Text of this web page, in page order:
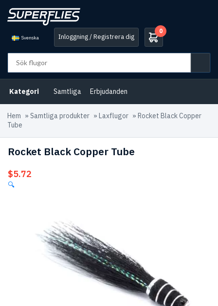
Svenska Inloggning / Registrera dig
0
Kategori Samtliga Erbjudanden
Hem » Samtliga produkter » Laxflugor » Rocket Black Copper
Tube
Rocket Black Copper Tube
$5.72
🔍